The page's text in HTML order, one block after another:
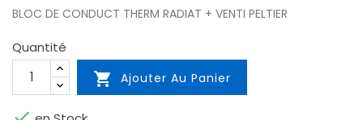
BLOC DE CONDUCT THERM RADIAT + VENTI PELTIER
Quantité
 Ajouter Au Panier